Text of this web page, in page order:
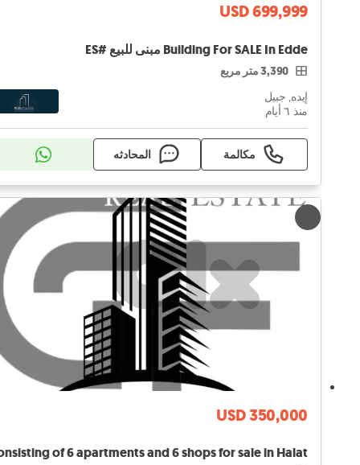
USD 699,999
Building For SALE In Edde مبنى للبيع #ES
3,390 متر مربع
إيده, جبيل
منذ ٦ أيام
مكالمة المحادثه
USD 350,000